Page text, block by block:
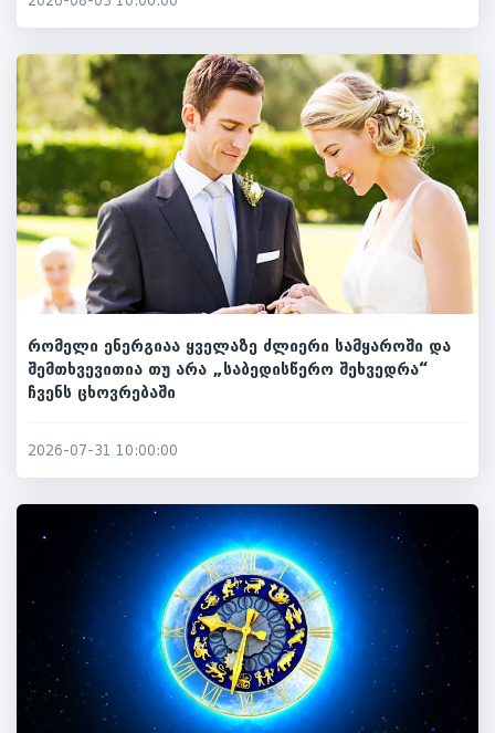
რომელი ენერგიაა ყველაზე ძლიერი სამყაროში და
შემთხვევითია თუ არა „საბედისწერო შეხვედრა“
ჩვენს ცხოვრებაში
2026-07-31 10:00:00